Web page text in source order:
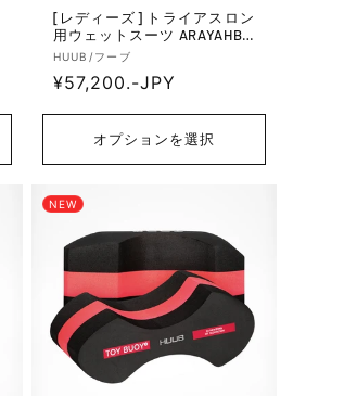
[レディーズ] トライアスロン
用ウェットスーツ ARAYAHBW
W Araya - Heather Blue
販
売
HUUB/フーブ
通
常
格
¥57,200.-JPY
オプションを選択
NEW